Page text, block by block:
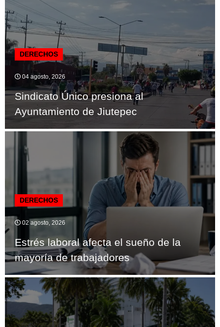
DERECHOS
04 agosto, 2026
Sindicato Único presiona al
Ayuntamiento de Jiutepec
DERECHOS
02 agosto, 2026
Estrés laboral afecta el sueño de la
mayoría de trabajadores